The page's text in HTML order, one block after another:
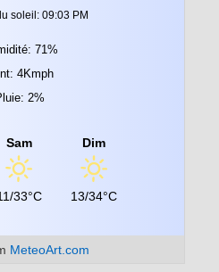
soleil: 09:03 PM
71%
4Kmph
2%
Sam
33°C
Dim
13/34°C
MeteoArt.com